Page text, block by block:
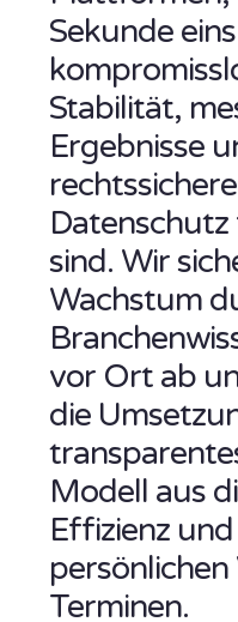
Sekunde
Stabilität,
Ergebnisse
sind. Wir
Wachstum
vor Ort ab
die
Modell aus
Effizienz und
Terminen.